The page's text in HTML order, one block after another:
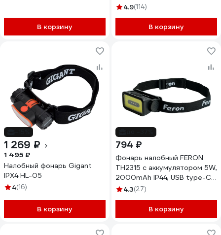
В корзину
USB кабель) 890491
4.9(114)
В корзину
1 269 ₽
1 495 ₽
Налобный фонарь Gigant
IPX4 HL-05
4(16)
В корзину
794 ₽
Фонарь налобный FERON
TH2315 c аккумулятором 5W,
2000mAh IP44, USB type-C,
ABS пластик, 51620
4.3(27)
В корзину